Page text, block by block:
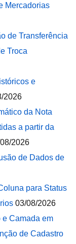
Mercadorias
de Transferência
Troca
e
2026
da Nota
a partir da
2026
de Dados de
para Status
03/08/2026
e Camada em
de Cadastro